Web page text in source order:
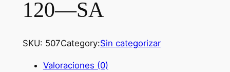
120—SA
SKU: 507Category:Sin categorizar
Valoraciones (0)